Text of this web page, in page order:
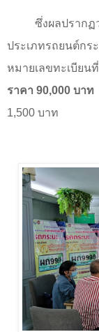
ซึ่งผลปรากฏ
ประเภทรถยนต์กร
หมายเลขทะเบียน
ราคา 90,000 บาท
1,500 บาท